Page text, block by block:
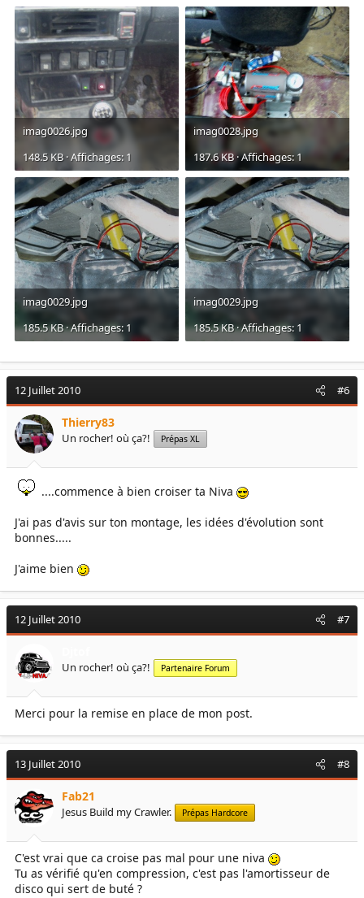
imag0026.jpg
148.5 KB · Affichages: 1
imag0028.jpg
187.6 KB · Affichages: 1
imag0029.jpg
185.5 KB · Affichages: 1
imag0029.jpg
185.5 KB · Affichages: 1
12 Juillet 2010 #6
Thierry83
Un rocher! où ça?! Prépas XL
....commence à bien croiser ta Niva
J'ai pas d'avis sur ton montage, les idées d'évolution sont
bonnes.....
J'aime bien
12 Juillet 2010 #7
Un rocher! où ça?! Partenaire Forum
Merci pour la remise en place de mon post.
13 Juillet 2010 #8
Fab21
Jesus Build my Crawler. Prépas Hardcore
C'est vrai que ca croise pas mal pour une niva
Tu as vérifié qu'en compression, c'est pas l'amortisseur de
disco qui sert de buté ?